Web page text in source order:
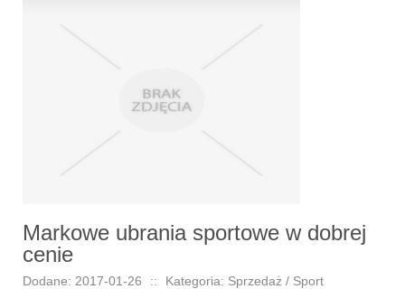
Markowe ubrania sportowe w dobrej
cenie
Dodane: 2017-01-26 :: Kategoria: Sprzedaż / Sport